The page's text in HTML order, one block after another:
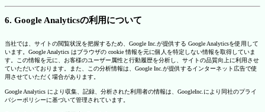
6. Google Analyticsの利用について
当社では、サイトの閲覧状況を把握するため、Google Inc.が提供する Google Analyticsを使用して
います。Google Analytics はブラウザの cookie 情報を元に個人を特定しない情報を取得していま
す。この情報を元に、お客様のユーザー属性と行動履歴を分析し、サイトの品質向上に利用させ
ていただいております。また、この分析情報は、Google Inc.が提供するインターネット広告で使
用させていただく場合があります。
Google Analytics により収集、記録、分析された利用者の情報は、GoogleInc.により同社のプライ
バシーポリシーに基づいて管理されています。